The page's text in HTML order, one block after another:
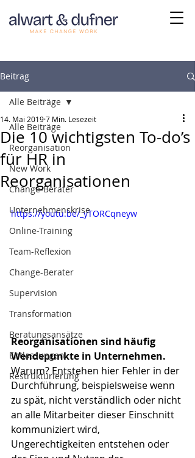
Beitrag
Alle Beiträge
Reorganisation
New Work
Change-Berater
Unternehmenskrise
Online-Training
Team-Reflexion
Change-Berater
Supervision
Transformation
Beratungsansätze
Entlassungen
Restrukturierung
Alle Beiträge
Die 10 wichtigsten To-do’s
für HR in
Reorganisationen
14. Mai 20197 Min. Lesezeit
https://youtu.be/_yTORCqneyw
Reorganisationen sind häufig
Wendepunkte in Unternehmen.
Warum? Entstehen hier Fehler in der
Durchführung, beispielsweise wenn
zu spät, nicht verständlich oder nicht
an alle Mitarbeiter dieser Einschnitt
kommuniziert wird,
Ungerechtigkeiten entstehen oder